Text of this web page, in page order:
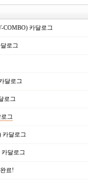
COMBO) 카달로그
로그
달로그
로그
그
카달로그
카달로그
료!